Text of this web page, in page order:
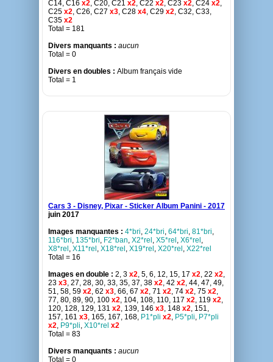
C14, C16 x2, C20, C21 x2, C22 x2, C23 x2, C24 x2,
C25 x2, C26, C27 x3, C28 x4, C29 x2, C32, C33,
C35 x2
Total = 181
Divers manquants : aucun
Total = 0
Divers en doubles : Album français vide
Total = 1
Cars 3 - Disney, Pixar - Sticker Album Panini - 2017
juin 2017
Images manquantes : 4*bri, 24*bri, 64*bri, 81*bri,
116*bri, 135*bri, F2*ban, X2*rel , X5*rel , X6*rel ,
X8*rel , X11*rel , X18*rel , X19*rel , X20*rel , X22*rel
Total = 16
Images en double : 2, 3 x2, 5, 6, 12, 15, 17 x2, 22 x2,
23 x3, 27, 28, 30, 33, 35, 37, 38 x2, 42 x2, 44, 47, 49,
51, 58, 59 x2, 62 x3, 66, 67 x2, 71 x2, 74 x2, 75 x2,
77, 80, 89, 90, 100 x2, 104, 108, 110, 117 x2, 119 x2,
120, 128, 129, 131 x2, 139, 146 x3, 148 x2, 151,
157, 161 x3, 165, 167, 168, P1*pli x2, P5*pli, P7*pli
x2, P9*pli, X10*rel x2
Total = 83
Divers manquants : aucun
Total = 0